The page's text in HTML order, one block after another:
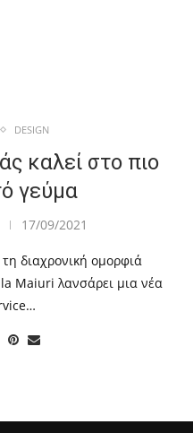
DESIGN
καλεί στο πιο
γεύμα
17/09/2021
διαχρονική ομορφιά
Maiuri λανσάρει μια νέα